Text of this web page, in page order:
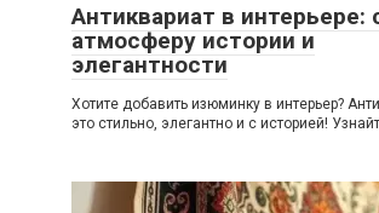
Антиквариат в интерьере:
атмосферу истории и
элегантности
Хотите добавить изюминку в интерьер?
это стильно, элегантно и с историей!